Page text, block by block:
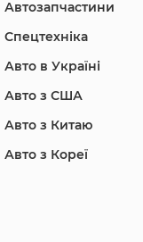
Hyundai
Jeep
Автозапчастини
Спецтехніка
Авто в Україні
Авто з США
Авто з Китаю
Авто з Кореї